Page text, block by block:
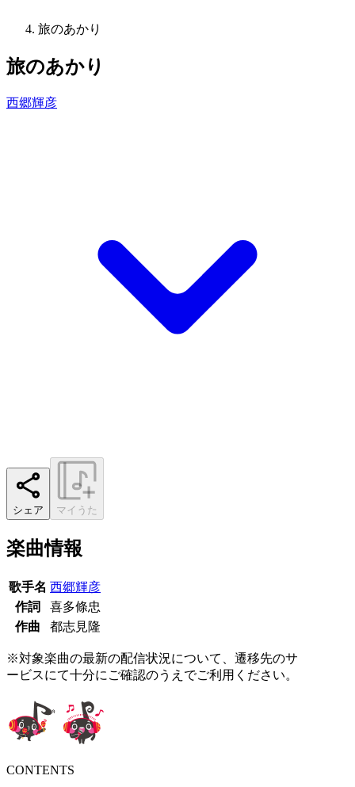
旅のあかり
旅のあかり
西郷輝彦
シェア マイうた
楽曲情報
歌手名 西郷輝彦
作詞
喜多條忠
作曲
都志見隆
※対象楽曲の最新の配信状況について、遷移先のサ
ービスにて十分にご確認のうえでご利用ください。
CONTENTS